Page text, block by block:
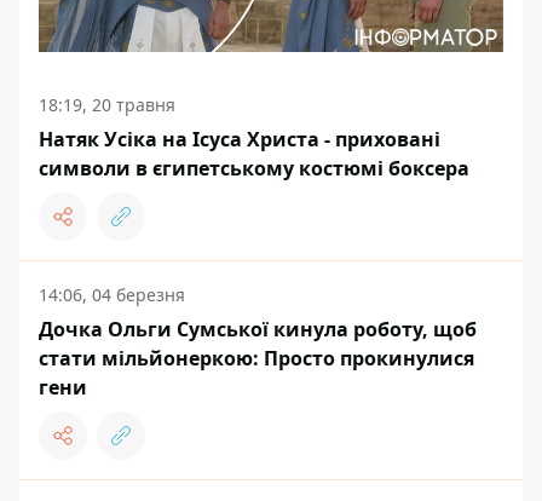
18:19, 20 травня
Натяк Усіка на Ісуса Христа - приховані
символи в єгипетському костюмі боксера
14:06, 04 березня
Дочка Ольги Сумської кинула роботу, щоб
стати мільйонеркою: Просто прокинулися
гени